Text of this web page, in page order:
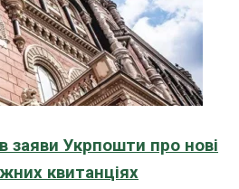
заяви Укрпошти про нові
квитанціях